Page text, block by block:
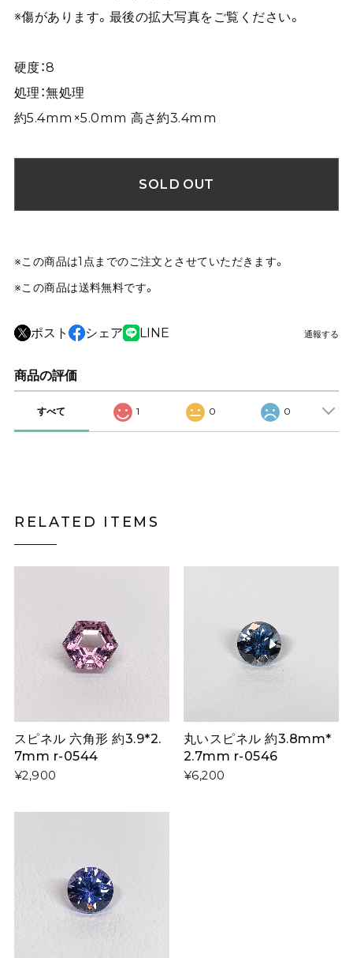
※傷があります。最後の拡大写真をご覧ください。
硬度：8
処理：無処理
約5.4mm×5.0mm 高さ約3.4mm
SOLD OUT
※この商品は1点までのご注文とさせていただきます。
※この商品は送料無料です。
ポスト シェア LINE 通報する
商品の評価
すべて 1 0 0
RELATED ITEMS
スピネル 六角形 約3.9*2.
7mm r-0544
¥2,900
丸いスピネル 約3.8mm*
2.7mm r-0546
¥6,200